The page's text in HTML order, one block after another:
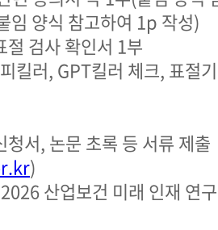
임 양식 참고하여 1p 작성)
절 검사 확인서 1부
킬러, GPT킬러 체크, 표절
서, 논문 초록 등 서류 제출
)
산업보건 미래 인재 연